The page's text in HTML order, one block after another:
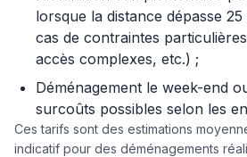
lorsque la distance dépasse
cas de contraintes
accès complexes, etc.) ;
Déménagement le week-end
surcoûts possibles selon les
Ces tarifs sont des estimations
indicatif pour des déménagements